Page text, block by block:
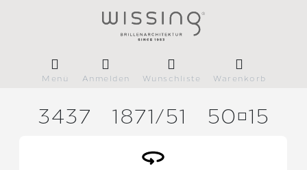
Menü Anmelden Wunschliste Warenkorb
3437 1871/51 5015